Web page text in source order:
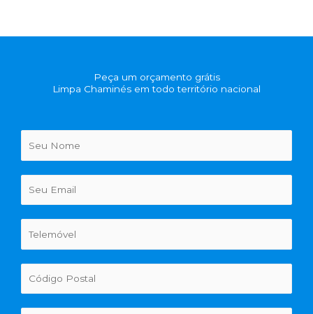
Peça um orçamento grátis
Limpa Chaminés em todo território nacional